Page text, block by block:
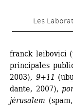
to
Les
franck leibovici
principales
2003), 9+11 (
dante, 2007),
jérusalem